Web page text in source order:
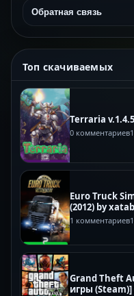
Обратная связь
Топ скачиваемых
Terraria
0 комментариев
Euro Truck
(2012) by xatab
1 комментариев
Grand Theft
игры (Steam)]